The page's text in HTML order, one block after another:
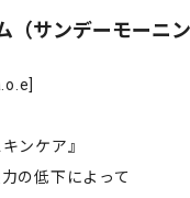
（サンデーモーニ
ンケア』
の低下によって